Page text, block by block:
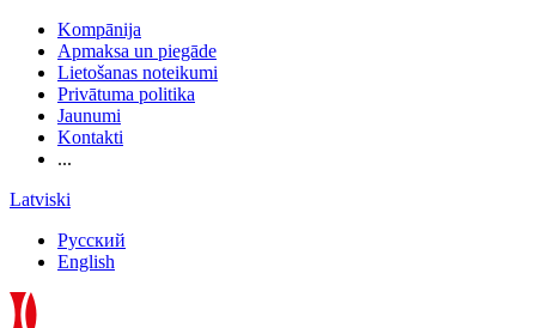
Kompānija
Apmaksa un piegāde
Lietošanas noteikumi
Privātuma politika
Jaunumi
Kontakti
...
Latviski
Русский
English